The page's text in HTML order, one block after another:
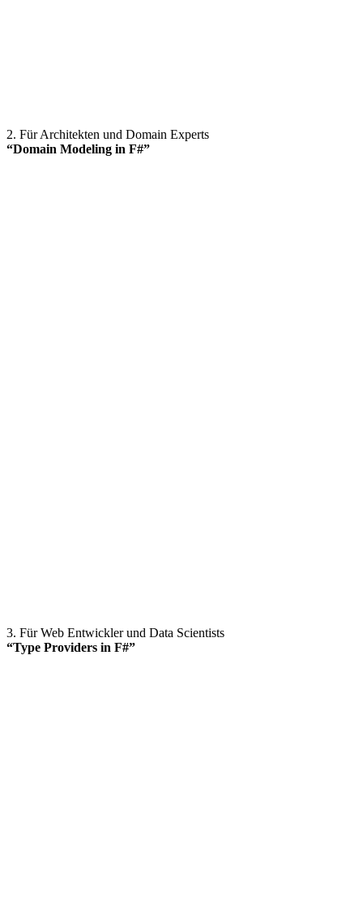
2. Für Architekten und Domain Experts
“Domain Modeling in F#”
3. Für Web Entwickler und Data Scientists
“Type Providers in F#”